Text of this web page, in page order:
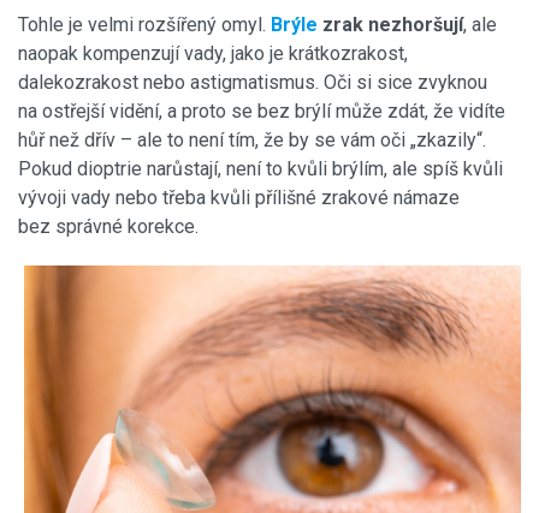
Tohle je velmi rozšířený omyl. Brýle zrak nezhoršují, ale
naopak kompenzují vady, jako je krátkozrakost,
dalekozrakost nebo astigmatismus. Oči si sice zvyknou
na ostřejší vidění, a proto se bez brýlí může zdát, že vidíte
hůř než dřív – ale to není tím, že by se vám oči „zkazily“.
Pokud dioptrie narůstají, není to kvůli brýlím, ale spíš kvůli
vývoji vady nebo třeba kvůli přílišné zrakové námaze
bez správné korekce.